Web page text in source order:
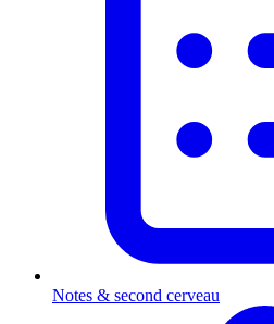
Notes & second cerveau